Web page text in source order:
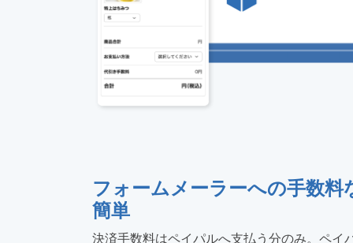
フォームメーラーへの手数料
簡単
決済手数料はペイパルへ支払う分のみ。ペイ